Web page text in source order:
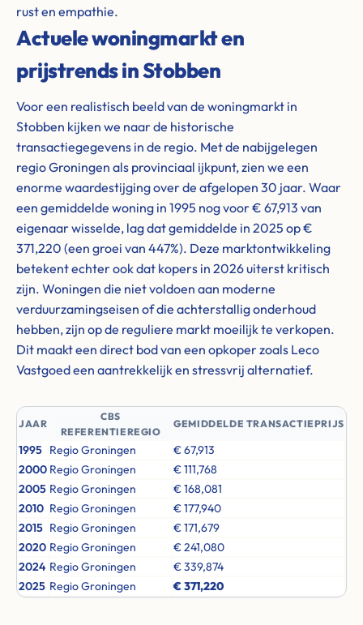
rust en empathie.
Actuele woningmarkt en
prijstrends in Stobben
Voor een realistisch beeld van de woningmarkt in
Stobben kijken we naar de historische
transactiegegevens in de regio. Met de nabijgelegen
regio Groningen als provinciaal ijkpunt, zien we een
enorme waardestijging over de afgelopen 30 jaar. Waar
een gemiddelde woning in 1995 nog voor € 67,913 van
eigenaar wisselde, lag dat gemiddelde in 2025 op €
371,220 (een groei van 447%). Deze marktontwikkeling
betekent echter ook dat kopers in 2026 uiterst kritisch
zijn. Woningen die niet voldoen aan moderne
verduurzamingseisen of die achterstallig onderhoud
hebben, zijn op de reguliere markt moeilijk te verkopen.
Dit maakt een direct bod van een opkoper zoals Leco
Vastgoed een aantrekkelijk en stressvrij alternatief.
JAAR
CBS
REFERENTIEREGIO
GEMIDDELDE TRANSACTIEPRIJS
1995 Regio Groningen
€ 67,913
2000 Regio Groningen
€ 111,768
2005 Regio Groningen
€ 168,081
2010 Regio Groningen
€ 177,940
2015 Regio Groningen
€ 171,679
2020 Regio Groningen
€ 241,080
2024 Regio Groningen
€ 339,874
2025 Regio Groningen € 371,220